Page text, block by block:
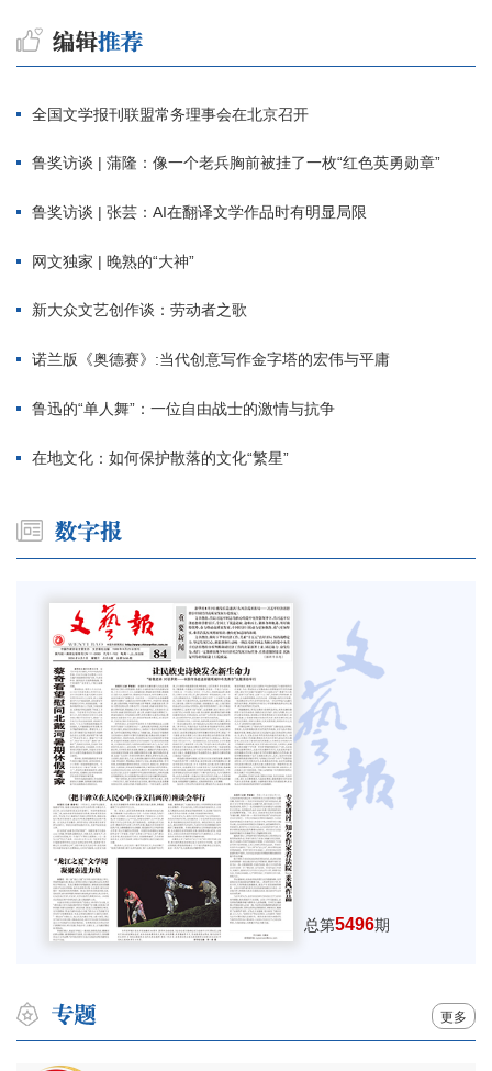
全国文学报刊联盟常务理事会在北京召开
鲁奖访谈 | 蒲隆：像一个老兵胸前被挂了一枚“红色英勇勋章”
鲁奖访谈 | 张芸：AI在翻译文学作品时有明显局限
网文独家 | 晚熟的“大神”
新大众文艺创作谈：劳动者之歌
诺兰版《奥德赛》:当代创意写作金字塔的宏伟与平庸
鲁迅的“单人舞”：一位自由战士的激情与抗争
在地文化：如何保护散落的文化“繁星”
总第5496期
更多